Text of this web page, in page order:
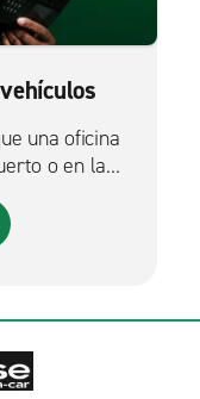
una oficina
o en la